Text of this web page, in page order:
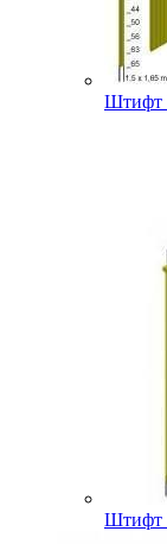
Штифт
Штифт